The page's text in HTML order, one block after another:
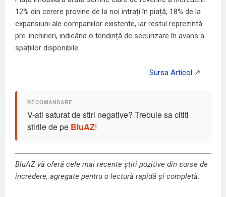
12% din cerere provine de la noi intrați în piață, 18% de la
expansiuni ale companiilor existente, iar restul reprezintă
pre-închirieri, indicând o tendință de securizare în avans a
spațiilor disponibile.
V-ati saturat de stiri negative? Trebuie sa cititi
stirile de pe BluAZ!
BluAZ vă oferă cele mai recente știri pozitive din surse de
încredere, agregate pentru o lectură rapidă și completă.